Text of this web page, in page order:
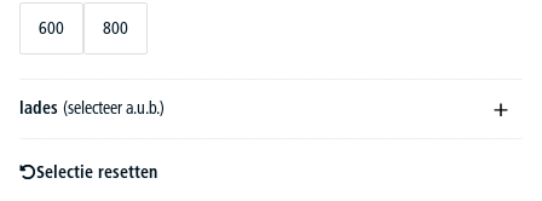
600 800
lades (selecteer a.u.b.)
Selectie resetten